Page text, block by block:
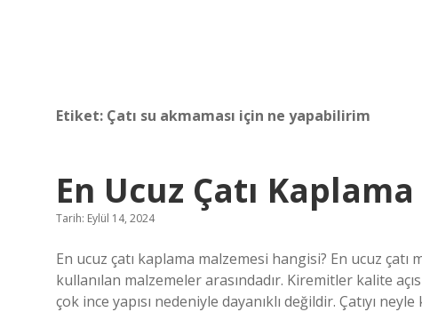
Etiket: Çatı su akmaması için ne yapabilirim
En Ucuz Çatı
Tarih: Eylül 14, 2024
En ucuz çatı kaplama malzemesi hangisi? En ucuz
kullanılan malzemeler arasındadır. Kiremitler kalite
çok ince yapısı nedeniyle dayanıklı değildir. Çatıyı